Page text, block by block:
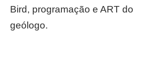
Bird, programação e ART do
geólogo.